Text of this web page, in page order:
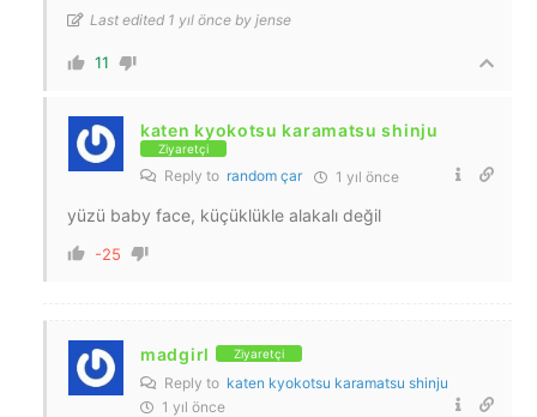
Last edited 1 yıl önce by jense
11
katen kyokotsu karamatsu shinju
Ziyaretçi
Reply to random çar 1 yıl önce
yüzü baby face, küçüklükle alakalı değil
-25
madgirl Ziyaretçi
Reply to katen kyokotsu karamatsu shinju
1 yıl önce